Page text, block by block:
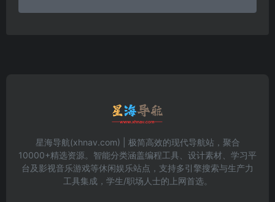
星海导航(xhnav.com) | 极简高效的现代导航站，聚合
10000+精选资源。智能分类涵盖编程工具、设计素材、学习平
台及影视音乐游戏等休闲娱乐站点，支持多引擎搜索与生产力
工具集成，学生/职场人士的上网首选。